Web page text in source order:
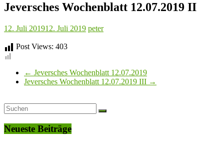
Jeversches Wochenblatt 12.07.2019 II
12. Juli 201912. Juli 2019 peter
Post Views: 403
← Jeversches Wochenblatt 12.07.2019
Jeversches Wochenblatt 12.07.2019 III →
Neueste Beiträge